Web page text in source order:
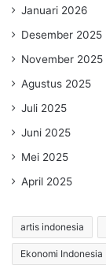
Januari 2026
Desember 2025
November 2025
Agustus 2025
Juli 2025
Juni 2025
Mei 2025
April 2025
artis indonesia
Ekonomi Indonesia